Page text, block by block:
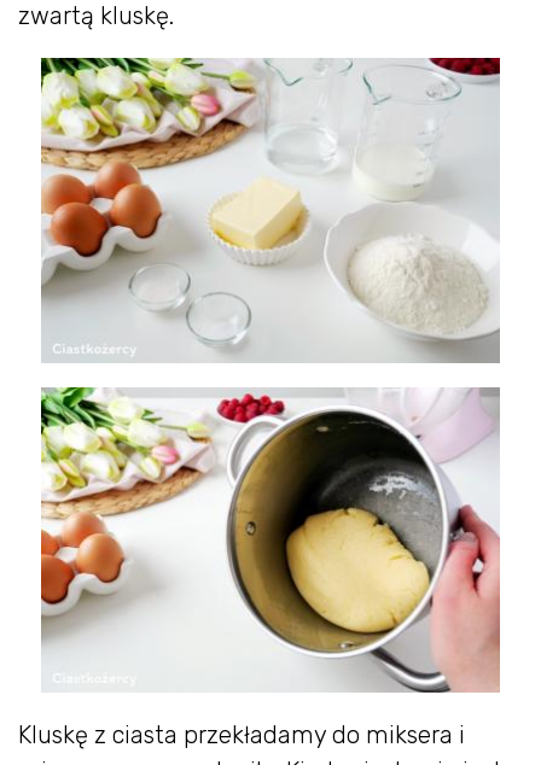
zwartą kluskę.
Kluskę z ciasta przekładamy do miksera i